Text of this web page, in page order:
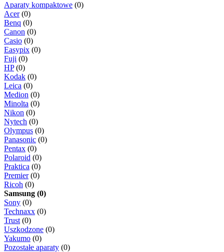
Aparaty kompaktowe (0)
Acer(0)
Benq (0)
Canon (0)
Casio (0)
Easypix (0)
Fuji (0)
HP(0)
Kodak (0)
Leica (0)
Medion (0)
Minolta (0)
Nikon (0)
Nytech (0)
Olympus (0)
Panasonic (0)
Pentax (0)
Polaroid (0)
Praktica (0)
Premier(0)
Ricoh (0)
Samsung (0)
Sony (0)
Technaxx (0)
Trust (0)
Uszkodzone (0)
Yakumo (0)
Pozostałe aparaty (0)